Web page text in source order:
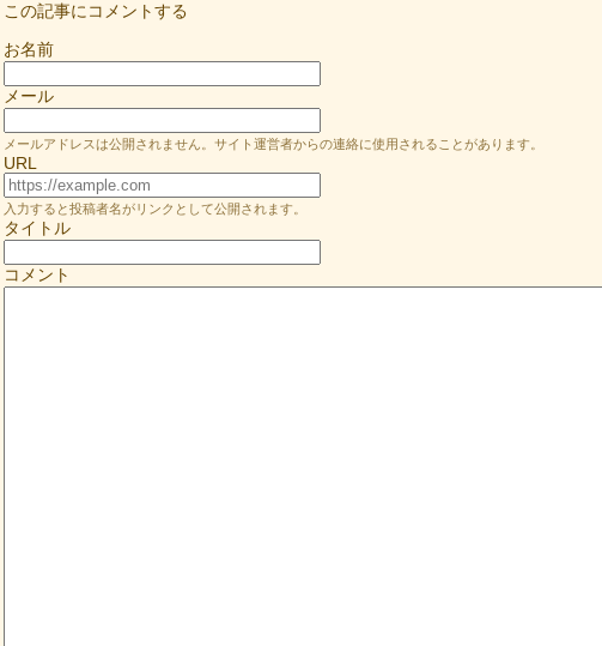
この記事にコメントする
お名前
メール
メールアドレスは公開されません。サイト運営者からの連絡に使用されることがあります。
URL
入力すると投稿者名がリンクとして公開されます。
タイトル
コメント